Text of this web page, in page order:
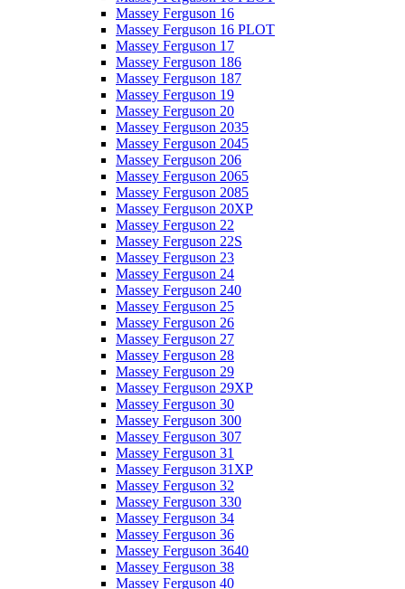
Massey Ferguson 16
Massey Ferguson 16 PLOT
Massey Ferguson 17
Massey Ferguson 186
Massey Ferguson 187
Massey Ferguson 19
Massey Ferguson 20
Massey Ferguson 2035
Massey Ferguson 2045
Massey Ferguson 206
Massey Ferguson 2065
Massey Ferguson 2085
Massey Ferguson 20XP
Massey Ferguson 22
Massey Ferguson 22S
Massey Ferguson 23
Massey Ferguson 24
Massey Ferguson 240
Massey Ferguson 25
Massey Ferguson 26
Massey Ferguson 27
Massey Ferguson 28
Massey Ferguson 29
Massey Ferguson 29XP
Massey Ferguson 30
Massey Ferguson 300
Massey Ferguson 307
Massey Ferguson 31
Massey Ferguson 31XP
Massey Ferguson 32
Massey Ferguson 330
Massey Ferguson 34
Massey Ferguson 36
Massey Ferguson 3640
Massey Ferguson 38
Massey Ferguson 40